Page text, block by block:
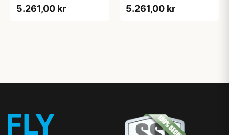
5.261,00 kr 5.261,00 kr